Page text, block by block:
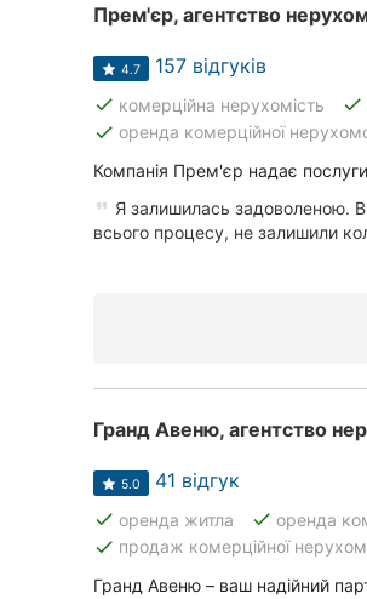
Прем'єр, агентство
4.7 157 відгуків
done комерційна нерухомість done
done оренда комерційної
Компанія Прем'єр надає
Я залишилась задоволеною.
всього процесу, не залишили
Гранд Авеню, агентство
5.0 41 відгук
done оренда житла done оренда
done продаж комерційної
Гранд Авеню – ваш надійний